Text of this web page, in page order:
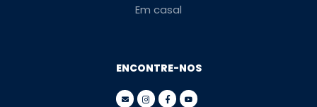
Em casal
ENCONTRE-NOS